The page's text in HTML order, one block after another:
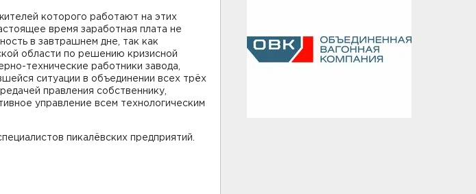
которого работают на этих
время заработная плата не
в завтрашнем дне, так как
области по решению кризисной
технические работники завода,
ситуации в объединении всех трёх
правления собственнику,
управление всем технологическим
пикалёвских предприятий.